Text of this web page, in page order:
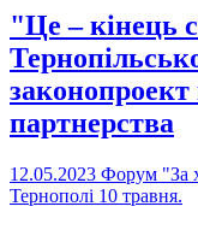
"Це – кінець
законопроект
партнерства
12.05.2023 Форум "За
Тернополі 10 травня.